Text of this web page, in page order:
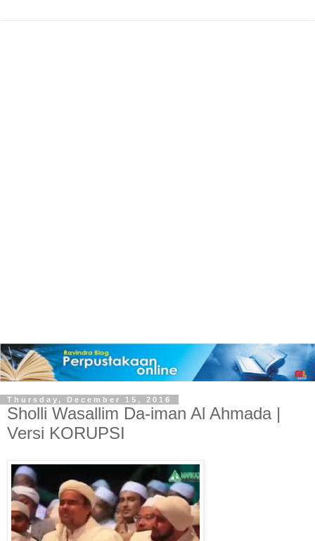
Thursday, December 15, 2016
Sholli Wasallim Da-iman Al Ahmada |
Versi KORUPSI